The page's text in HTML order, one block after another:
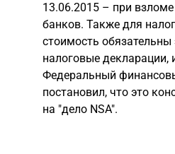
13.06.2015 – при
банков. Также для
стоимость
налоговые декларации,
Федеральный
постановил, что это
на "дело NSA".